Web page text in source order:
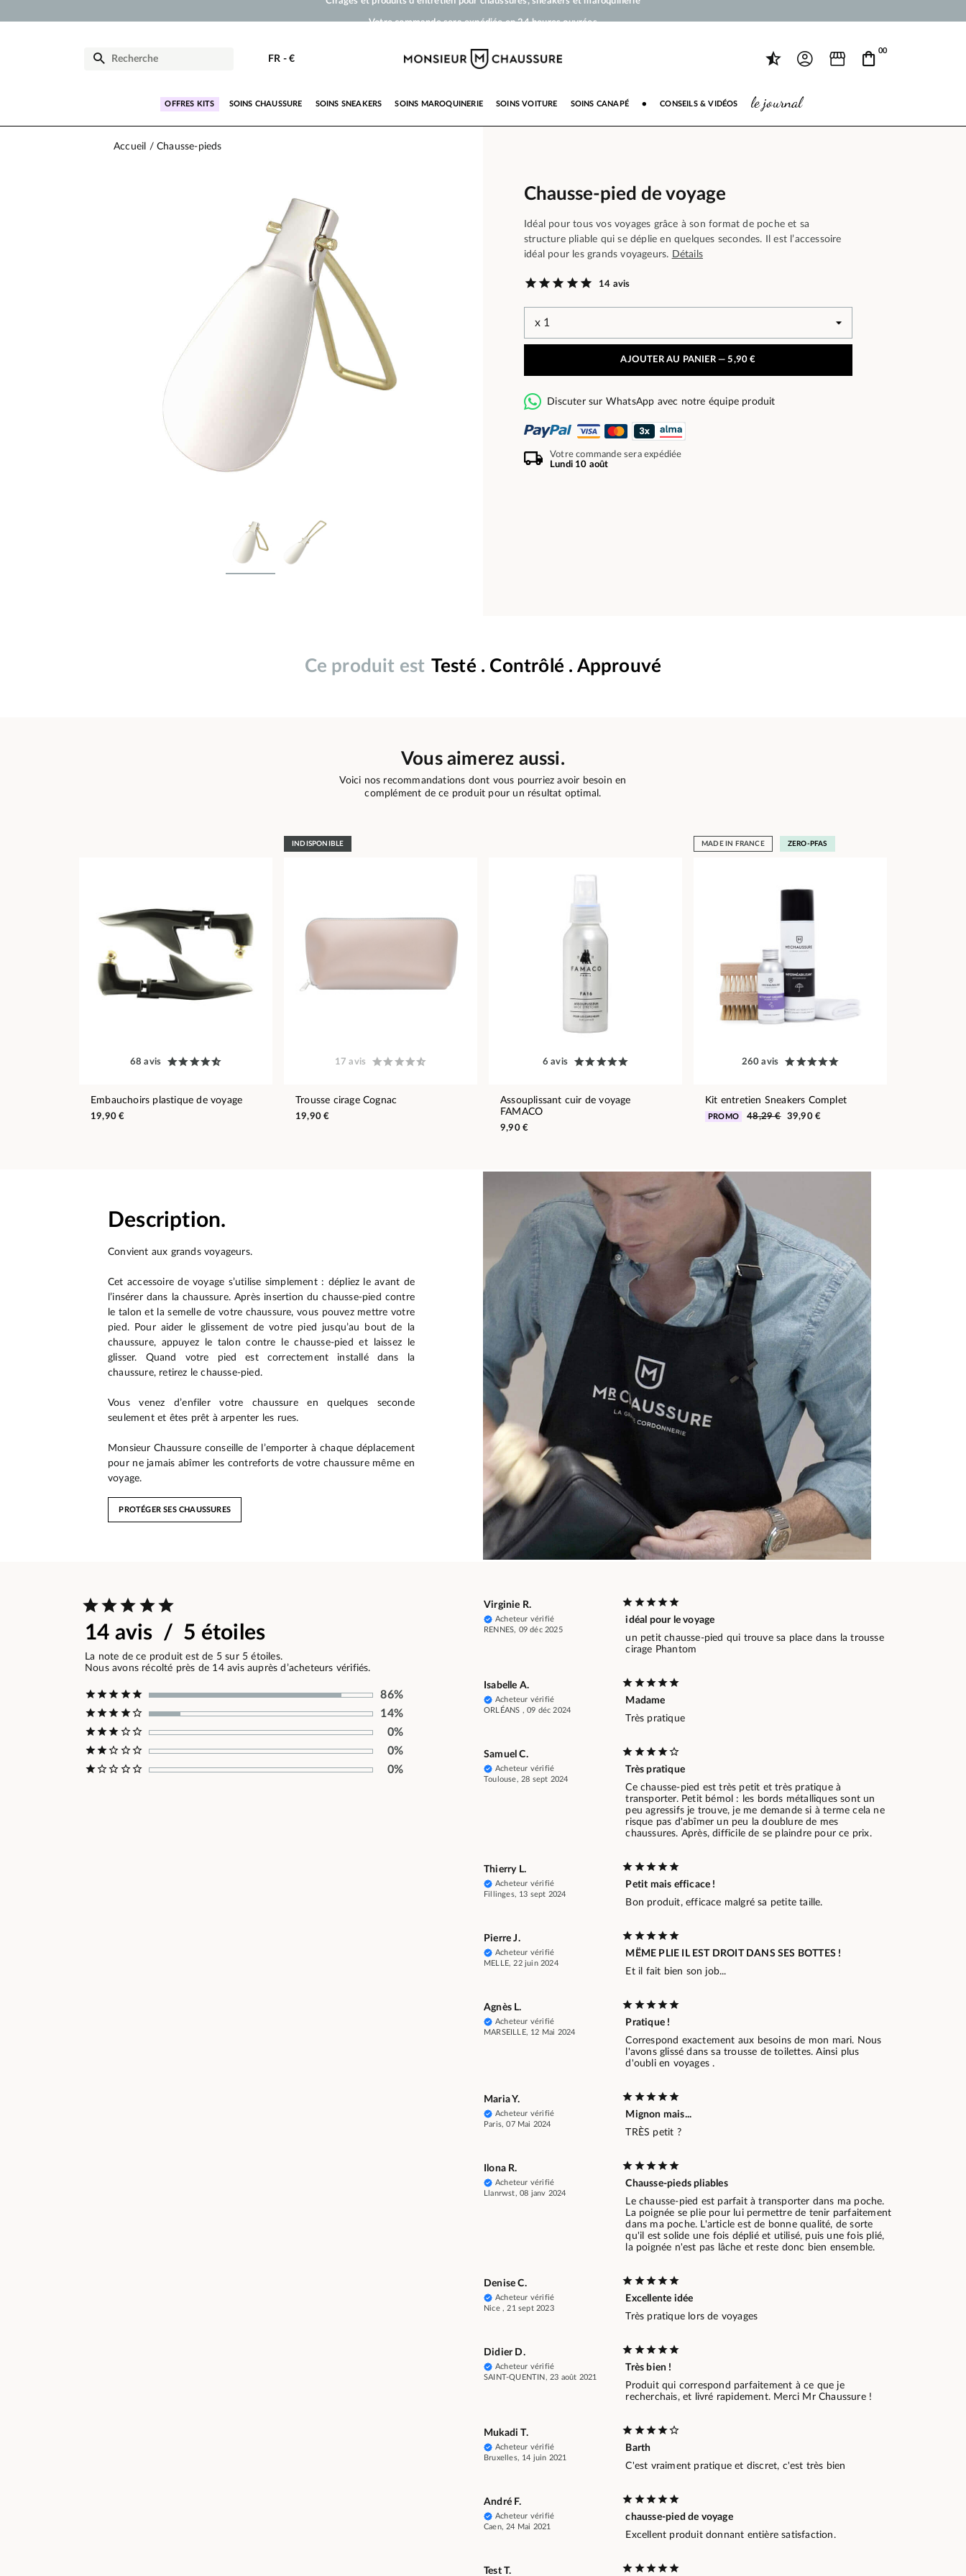
Livraison offerte dès 50 €
FR - €
00
OFFRES KITS SOINS CHAUSSURE SOINS SNEAKERS SOINS MAROQUINERIE SOINS VOITURE SOINS CANAPÉ ● CONSEILS & VIDÉOS le journal
Accueil Chausse-pieds
Chausse-pied de voyage
Idéal pour tous vos voyages grâce à son format de poche et sa
structure pliable qui se déplie en quelques secondes. Il est l’accessoire
idéal pour les grands voyageurs. Détails
14 avis
AJOUTER AU PANIER —5,90 €
Discuter sur WhatsApp avec notre équipe produit
Votre commande sera expédiée
Lundi 10 août
Ce produit est Testé . Contrôlé . Approuvé
Vous aimerez aussi.
Voici nos recommandations dont vous pourriez avoir besoin en
complément de ce produit pour un résultat optimal.
68 avis
Embauchoirs plastique de voyage
19,90 €
INDISPONIBLE
17 avis
Trousse cirage Cognac
19,90 €
6 avis
Assouplissant cuir de voyage
FAMACO
9,90 €
MADE IN FRANCE ZERO-PFAS
260 avis
Kit entretien Sneakers Complet
PROMO 48,29 € 39,90 €
Description.
Convient aux grands voyageurs.
Cet accessoire de voyage s’utilise simplement : dépliez le avant de
l’insérer dans la chaussure. Après insertion du chausse-pied contre
le talon et la semelle de votre chaussure, vous pouvez mettre votre
pied. Pour aider le glissement de votre pied jusqu’au bout de la
chaussure, appuyez le talon contre le chausse-pied et laissez le
glisser. Quand votre pied est correctement installé dans la
chaussure, retirez le chausse-pied.
Vous venez d’enfiler votre chaussure en quelques seconde
seulement et êtes prêt à arpenter les rues.
Monsieur Chaussure conseille de l’emporter à chaque déplacement
pour ne jamais abîmer les contreforts de votre chaussure même en
voyage.
PROTÉGER SES CHAUSSURES
14 avis / 5 étoiles
La note de ce produit est de 5 sur 5 étoiles.
Nous avons récolté près de 14 avis auprès d’acheteurs vérifiés.
86%
14%
0%
0%
0%
Virginie R.
Acheteur vérifié
RENNES, 09 déc 2025
idéal pour le voyage
un petit chausse-pied qui trouve sa place dans la trousse
cirage Phantom
Isabelle A.
Acheteur vérifié
ORLÉANS , 09 déc 2024
Madame
Très pratique
Samuel C.
Acheteur vérifié
Toulouse, 28 sept 2024
Très pratique
Ce chausse-pied est très petit et très pratique à
transporter. Petit bémol : les bords métalliques sont un
peu agressifs je trouve, je me demande si à terme cela ne
risque pas d'abîmer un peu la doublure de mes
chaussures. Après, difficile de se plaindre pour ce prix.
Thierry L.
Acheteur vérifié
Fillinges, 13 sept 2024
Petit mais efficace !
Bon produit, efficace malgré sa petite taille.
Pierre J.
Acheteur vérifié
MELLE, 22 juin 2024
MËME PLIE IL EST DROIT DANS SES BOTTES !
Et il fait bien son job...
Agnès L.
Acheteur vérifié
MARSEILLE, 12 Mai 2024
Pratique !
Correspond exactement aux besoins de mon mari. Nous
l'avons glissé dans sa trousse de toilettes. Ainsi plus
d'oubli en voyages .
Maria Y.
Acheteur vérifié
Paris, 07 Mai 2024
Mignon mais...
TRÈS petit ?
Ilona R.
Acheteur vérifié
Llanrwst, 08 janv 2024
Chausse-pieds pliables
Le chausse-pied est parfait à transporter dans ma poche.
La poignée se plie pour lui permettre de tenir parfaitement
dans ma poche. L'article est de bonne qualité, de sorte
qu'il est solide une fois déplié et utilisé, puis une fois plié,
la poignée n'est pas lâche et reste donc bien ensemble.
Denise C.
Acheteur vérifié
Nice , 21 sept 2023
Excellente idée
Très pratique lors de voyages
Didier D.
Acheteur vérifié
SAINT-QUENTIN, 23 août 2021
Très bien !
Produit qui correspond parfaitement à ce que je
recherchais, et livré rapidement. Merci Mr Chaussure !
Mukadi T.
Acheteur vérifié
Bruxelles, 14 juin 2021
Barth
C'est vraiment pratique et discret, c'est très bien
André F.
Acheteur vérifié
Caen, 24 Mai 2021
chausse-pied de voyage
Excellent produit donnant entière satisfaction.
Test T.